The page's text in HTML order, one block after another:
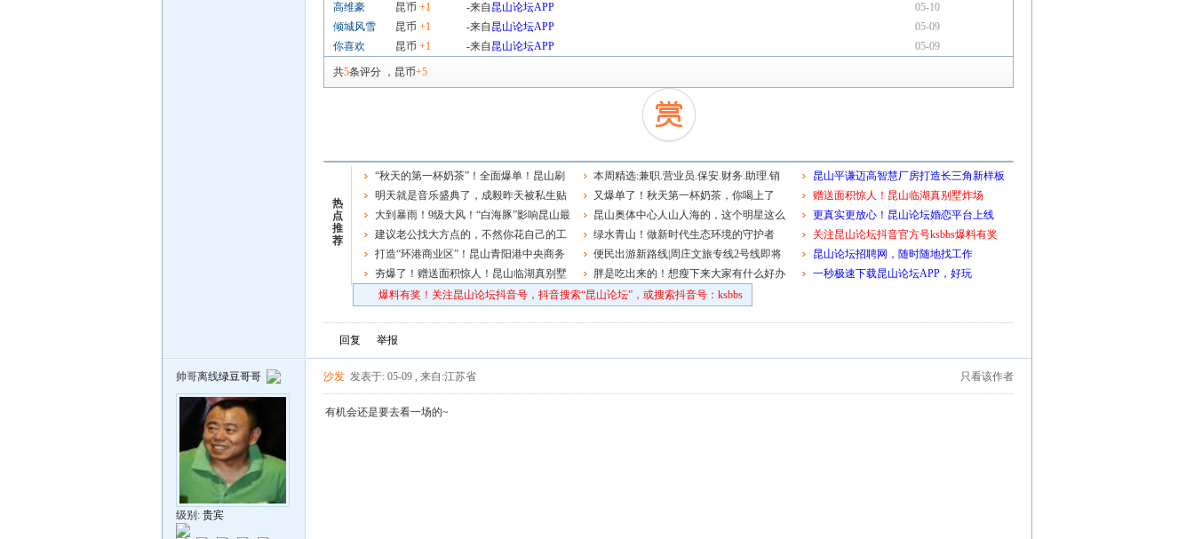
高维豪
昆币 +1 -来自 昆山论坛APP
05-10
倾城风雪
昆币 +1 -来自 昆山论坛APP
05-09
你喜欢
昆币 +1 -来自 昆山论坛APP 05-09
共5条评分 ， 昆币+5
热
点
推
荐
“秋天的第一杯奶茶”！全面爆单！昆山刷
屏了明天就是音乐盛典了，成毅昨天被私生贴
车了，大家一定要理智追星啊！
大到暴雨！9级大风！“白海豚”影响昆山最
强时段在……
建议老公找大方点的，不然你花自己的工
资，人家都肉疼
打造“环港商业区”！昆山青阳港中央商务
区启动区最新控规发布
夯爆了！赠送面积惊人！昆山临湖真别墅
炸场
本周精选:兼职.营业员.保安.财务.助理.销
售.品管主管.钳工.学徒.电工.前台.老师~
又爆单了！秋天第一杯奶茶，你喝上了
吗？昆山奥体中心人山人海的，这个明星这么
多粉丝的吗！
绿水青山！做新时代生态环境的守护者
便民出游新路线|周庄文旅专线2号线即将
上线！
胖是吃出来的！想瘦下来大家有什么好办
法吗？
昆山平谦迈高智慧厂房打造长三角新样板
赠送面积惊人！昆山临湖真别墅炸场
更真实更放心！昆山论坛婚恋平台上线
关注昆山论坛抖音官方号ksbbs爆料有奖
昆山论坛招聘网，随时随地找工作
一秒极速下载昆山论坛APP，好玩
爆料有奖！关注昆山论坛抖音号，抖音搜索“昆山论坛”，或搜索抖音号：ksbbs
回复 举报
帅哥离线绿豆哥哥
级别: 贵宾
只看该作者
沙发 发表于: 05-09 , 来自:江苏省
有机会还是要去看一场的~